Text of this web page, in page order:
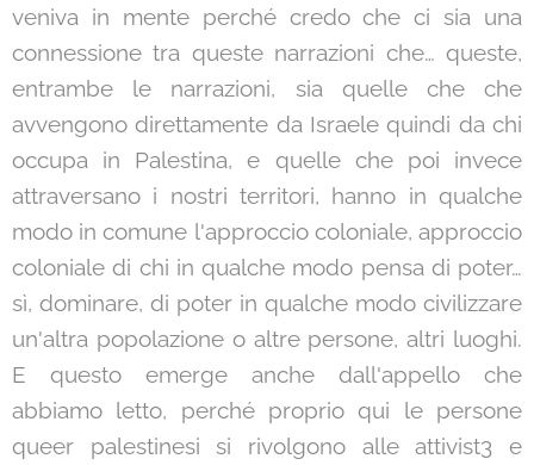
veniva in mente perché credo che ci sia una
connessione tra queste narrazioni che… queste,
entrambe le narrazioni, sia quelle che che
avvengono direttamente da Israele quindi da chi
occupa in Palestina, e quelle che poi invece
attraversano i nostri territori, hanno in qualche
modo in comune l'approccio coloniale, approccio
coloniale di chi in qualche modo pensa di poter…
sì, dominare, di poter in qualche modo civilizzare
un'altra popolazione o altre persone, altri luoghi.
E questo emerge anche dall'appello che
abbiamo letto, perché proprio qui le persone
queer palestinesi si rivolgono alle attivist3 e